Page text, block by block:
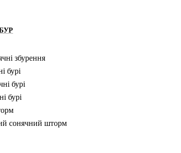
збурення
бурі
бурі
бурі
сонячний шторм